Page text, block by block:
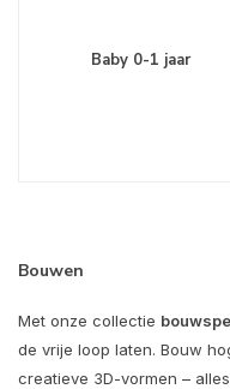
Baby 0-1 jaar
Bouwen
Met onze collectie
de vrije loop laten. Bouw
creatieve 3D-vormen –